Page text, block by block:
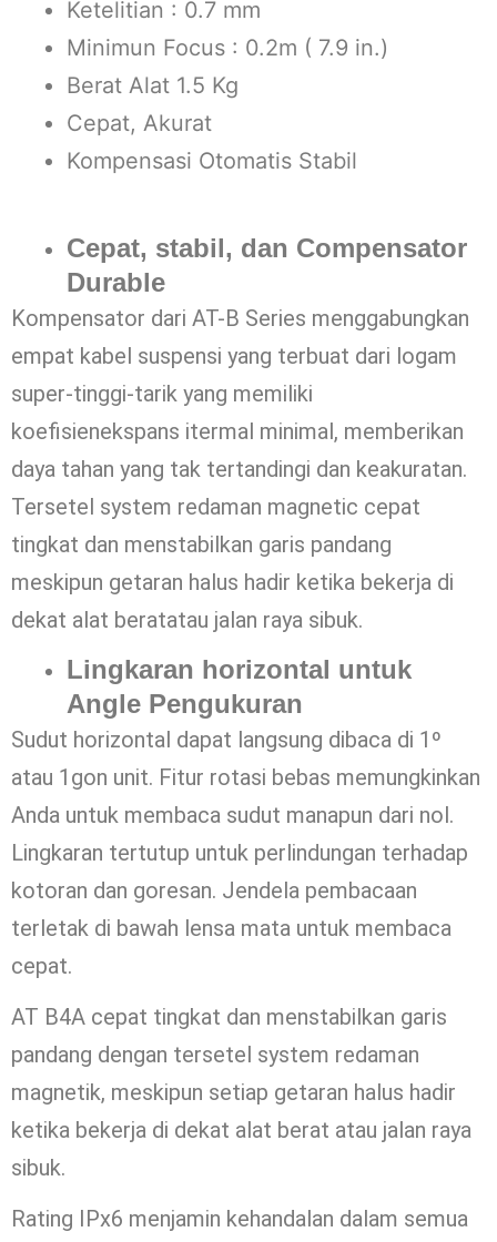
Ketelitian : 0.7 mm
Minimun Focus : 0.2m ( 7.9 in.)
Berat Alat 1.5 Kg
Cepat, Akurat
Kompensasi Otomatis Stabil
Cepat, stabil, dan Compensator
Durable
Kompensator dari AT-B Series menggabungkan
empat kabel suspensi yang terbuat dari logam
super-tinggi-tarik yang memiliki
koefisienekspans itermal minimal, memberikan
daya tahan yang tak tertandingi dan keakuratan.
Tersetel system redaman magnetic cepat
tingkat dan menstabilkan garis pandang
meskipun getaran halus hadir ketika bekerja di
dekat alat beratatau jalan raya sibuk.
Lingkaran horizontal untuk
Angle Pengukuran
Sudut horizontal dapat langsung dibaca di 1º
atau 1gon unit. Fitur rotasi bebas memungkinkan
Anda untuk membaca sudut manapun dari nol.
Lingkaran tertutup untuk perlindungan terhadap
kotoran dan goresan. Jendela pembacaan
terletak di bawah lensa mata untuk membaca
cepat.
AT B4A cepat tingkat dan menstabilkan garis
pandang dengan tersetel system redaman
magnetik, meskipun setiap getaran halus hadir
ketika bekerja di dekat alat berat atau jalan raya
sibuk.
Rating IPx6 menjamin kehandalan dalam semua